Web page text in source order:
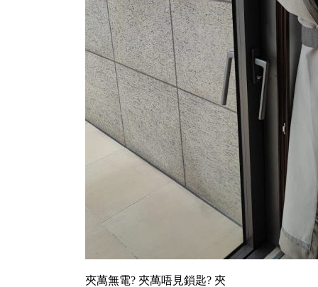
夾萬無電? 夾萬唔見鎖匙? 夾